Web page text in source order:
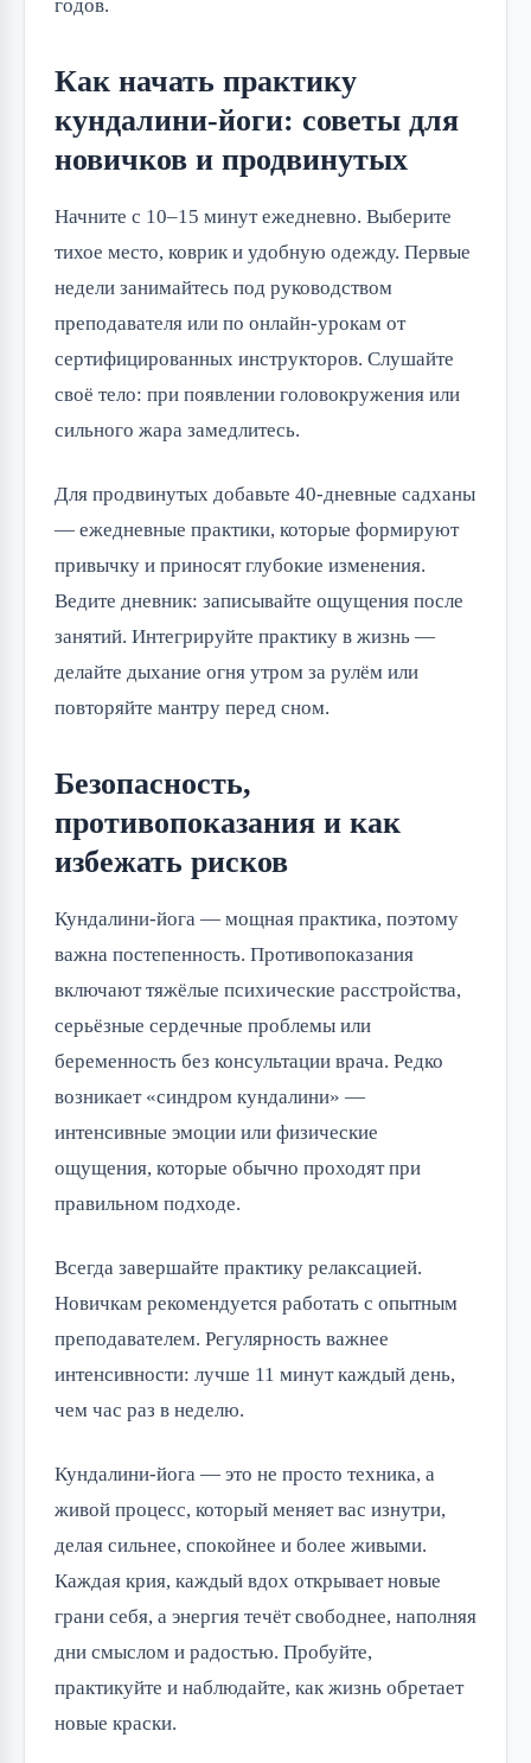
годов.
Как начать практику
кундалини-йоги: советы для
новичков и продвинутых
Начните с 10–15 минут ежедневно. Выберите
тихое место, коврик и удобную одежду. Первые
недели занимайтесь под руководством
преподавателя или по онлайн-урокам от
сертифицированных инструкторов. Слушайте
своё тело: при появлении головокружения или
сильного жара замедлитесь.
Для продвинутых добавьте 40-дневные садханы
— ежедневные практики, которые формируют
привычку и приносят глубокие изменения.
Ведите дневник: записывайте ощущения после
занятий. Интегрируйте практику в жизнь —
делайте дыхание огня утром за рулём или
повторяйте мантру перед сном.
Безопасность,
противопоказания и как
избежать рисков
Кундалини-йога — мощная практика, поэтому
важна постепенность. Противопоказания
включают тяжёлые психические расстройства,
серьёзные сердечные проблемы или
беременность без консультации врача. Редко
возникает «синдром кундалини» —
интенсивные эмоции или физические
ощущения, которые обычно проходят при
правильном подходе.
Всегда завершайте практику релаксацией.
Новичкам рекомендуется работать с опытным
преподавателем. Регулярность важнее
интенсивности: лучше 11 минут каждый день,
чем час раз в неделю.
Кундалини-йога — это не просто техника, а
живой процесс, который меняет вас изнутри,
делая сильнее, спокойнее и более живыми.
Каждая крия, каждый вдох открывает новые
грани себя, а энергия течёт свободнее, наполняя
дни смыслом и радостью. Пробуйте,
практикуйте и наблюдайте, как жизнь обретает
новые краски.